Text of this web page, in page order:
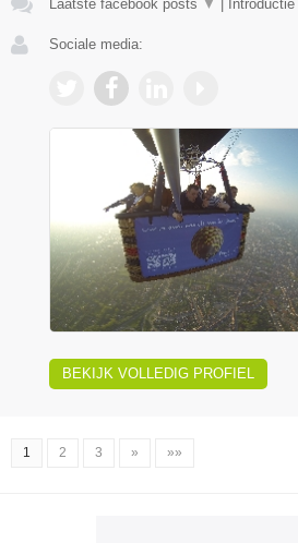
Laatste facebook posts ▼
Sociale media:
BEKIJK VOLLEDIG PROFIEL
1 2 3 » »»